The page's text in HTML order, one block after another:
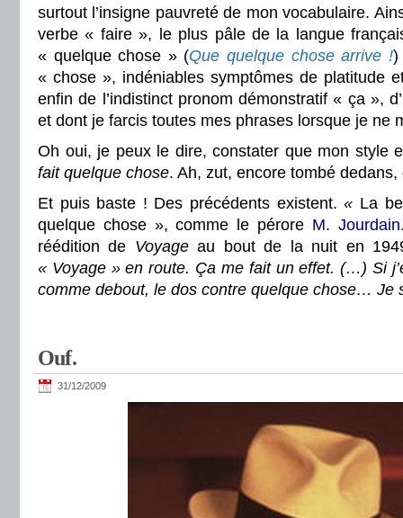
surtout l’insigne pauvreté de mon vocabulaire.
verbe « faire », le plus pâle de la langue
« quelque chose » (Que quelque chose arrive !)
« chose », indéniables symptômes de platitude
enfin de l’indistinct pronom démonstratif « ça »,
et dont je farcis toutes mes phrases lorsque je ne
Oh oui, je peux le dire, constater que mon style
fait quelque chose. Ah, zut, encore tombé
Et puis baste ! Des précédents existent.« La
quelque chose », comme le pérore M. Jourdain
réédition de Voyageau bout de la nuit en
« Voyage » en route. Ça me fait un effet. (…) Si
comme debout, le dos contre quelque chose… Je
Ouf.
31/12/2009